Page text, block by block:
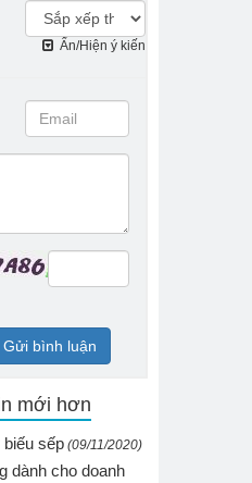
mới hơn
sếp (09/11/2020)
dành cho doanh